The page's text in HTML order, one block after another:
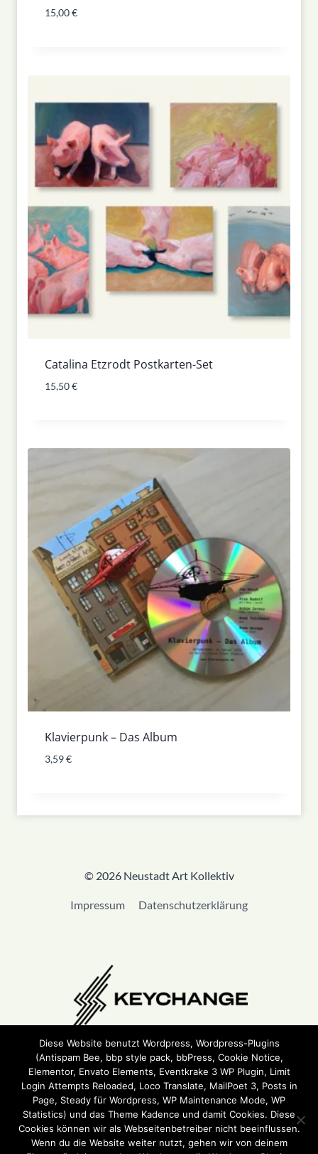
15,00€
Catalina Etzrodt Postkarten-Set
15,50€
Klavierpunk – Das Album
3,59€
© 2026 Neustadt Art Kollektiv
Impressum Datenschutzerklärung
Wir sind Teil vonKeychange und haben einePledge
unterzeichnet.
Diese Website benutzt Wordpress, Wordpress-Plugins
(Antispam Bee, bbp style pack, bbPress, Cookie Notice,
Elementor, Envato Elements, Eventkrake 3 WP Plugin, Limit
Login Attempts Reloaded, Loco Translate, MailPoet 3, Posts in
Page, Steady für Wordpress, WP Maintenance Mode, WP
Statistics) und das Theme Kadence und damit Cookies. Diese
Cookies können wir als Webseitenbetreiber nicht beeinflussen.
Wenn du die Website weiter nutzt, gehen wir von deinem